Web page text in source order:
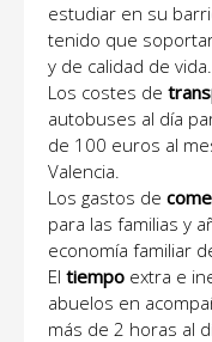
estudiar en su
tenido que
y de calidad de vida.
Los costes de
autobuses al día
de 100 euros al
Valencia.
Los gastos de
para las familias y
economía familiar
El tiempo extra e
abuelos en
más de 2 horas al